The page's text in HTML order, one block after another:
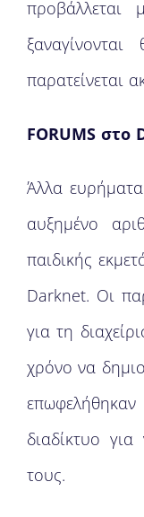
προβάλλεται
παρατείνεται
FORUMS στο
Άλλα
αυξημένο
παιδικής
Darknet. Οι
για τη
χρόνο να
διαδίκτυο
τους.